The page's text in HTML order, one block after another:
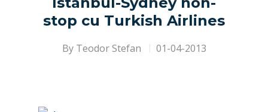
stop cu Turkish Airlines
By Teodor Stefan 01-04-2013